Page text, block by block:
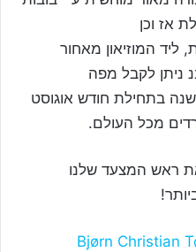
אז וכן
המוזיאון מאחור
ניתן לקבל מפה
בתחילת חודש אוגוסט
מכל העולם.
ראש המצעד שלנו
Bjørn Christian